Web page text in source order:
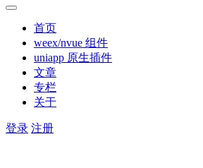
首页
weex/nvue 组件
uniapp 原生插件
文章
专栏
关于
登录 注册